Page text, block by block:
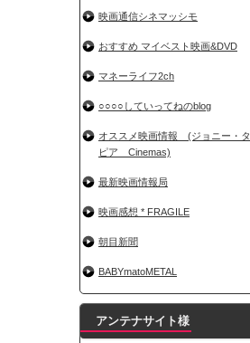
映画通信シネマッシモ
おすすめ マイベスト映画&DVD
マネーライフ2ch
○○○○していってねのblog
オススメ映画情報 (ジョニー・タ
ピア Cinemas)
最新映画情報局
映画感想 * FRAGILE
朝目新聞
BABYmatoMETAL
アンテナサイト様